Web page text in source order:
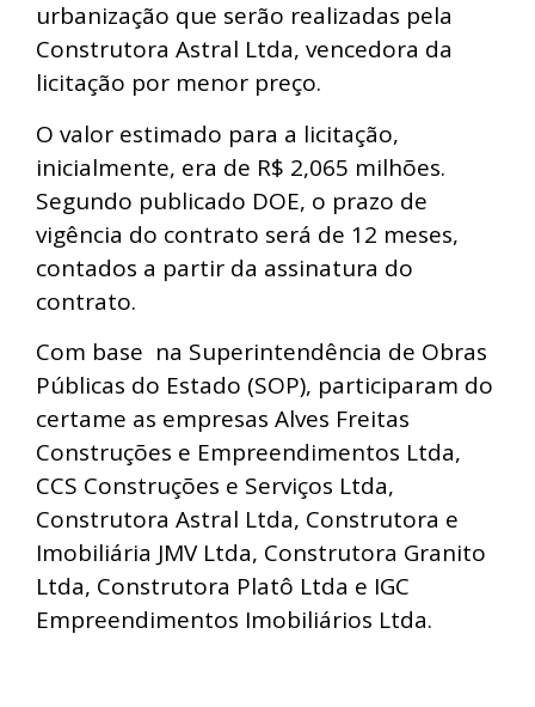
urbanização que serão realizadas pela
Construtora Astral Ltda, vencedora da
licitação por menor preço.
O valor estimado para a licitação,
inicialmente, era de R$ 2,065 milhões.
Segundo publicado DOE, o prazo de
vigência do contrato será de 12 meses,
contados a partir da assinatura do
contrato.
Com base na Superintendência de Obras
Públicas do Estado (SOP), participaram do
certame as empresas Alves Freitas
Construções e Empreendimentos Ltda,
CCS Construções e Serviços Ltda,
Construtora Astral Ltda, Construtora e
Imobiliária JMV Ltda, Construtora Granito
Ltda, Construtora Platô Ltda e IGC
Empreendimentos Imobiliários Ltda.